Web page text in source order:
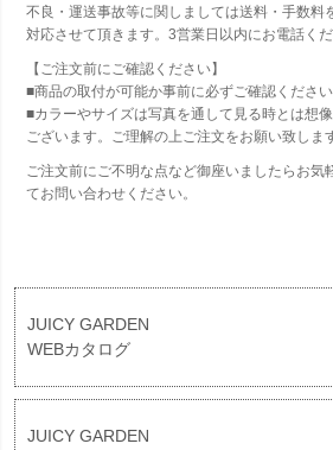
不良・運送事故等に関しましては送料・手数料
対応させて頂きます。3営業日以内にお電話くだ
【ご注文前にご確認ください】
■商品の取付が可能か事前に必ずご確認ください
■カラーやサイズは写真を通して見る時とは想
ございます。ご理解の上ご注文をお願い致しま
ご注文前にご不明な点など御座いましたらお気
てお問い合わせください。
JUICY GARDEN
WEBカタログ
JUICY GARDEN